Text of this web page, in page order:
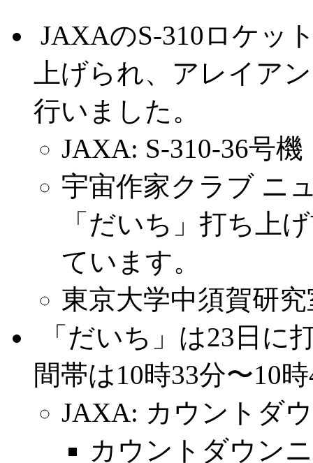
JAXAのS-310ロケッ
上げられ、アレイア
行いました。
JAXA: S-310-36号
宇宙作家クラブ ニ
「だいち」打ち上
ています。
東京大学中須賀研
「だいち」は23日に
間帯は10時33分〜10
JAXA: カウントダ
カウントダウン